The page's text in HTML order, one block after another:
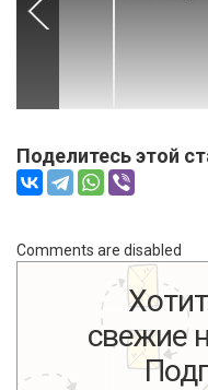
Поделитесь этой
Comments are disabled
свежие